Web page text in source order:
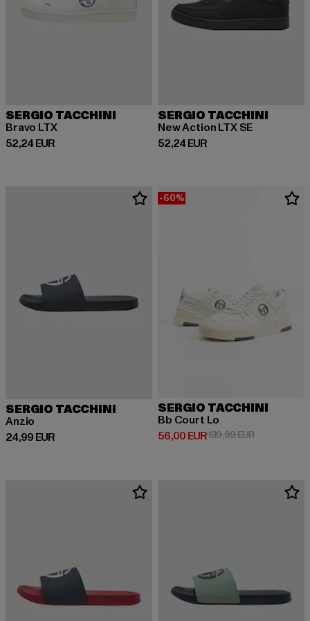
SERGIO TACCHINI
Bravo LTX
52,24 EUR
Derzeitiger Preis: 52,24 EUR
SERGIO TACCHINI
New Action LTX SE
52,24 EUR
Derzeitiger Preis: 52,24 EUR
SERGIO TACCHINI
Anzio
24,99 EUR
Derzeitiger Preis: 24,99 EUR
-60%
SERGIO TACCHINI
Bb Court Lo
56,00 EUR
Derzeitiger Preis: 56,00 EUR
139,99 EURAktionspreis: